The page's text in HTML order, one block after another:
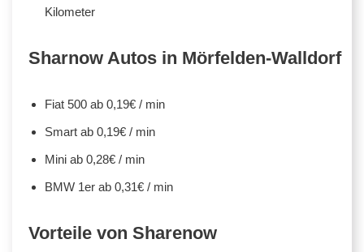
Kilometer
Sharnow Autos in Mörfelden-Walldorf
Fiat 500 ab 0,19€ / min
Smart ab 0,19€ / min
Mini ab 0,28€ / min
BMW 1er ab 0,31€ / min
Vorteile von Sharenow